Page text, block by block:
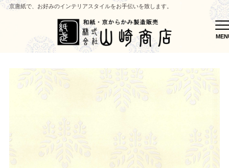
京唐紙で、お好みのインテリアスタイルをお手伝いを致します。